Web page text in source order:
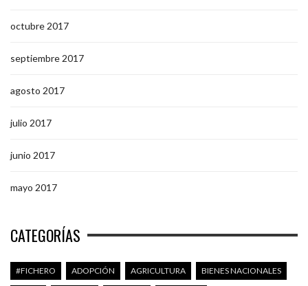
octubre 2017
septiembre 2017
agosto 2017
julio 2017
junio 2017
mayo 2017
CATEGORÍAS
#FICHERO ADOPCIÓN AGRICULTURA BIENES NACIONALES